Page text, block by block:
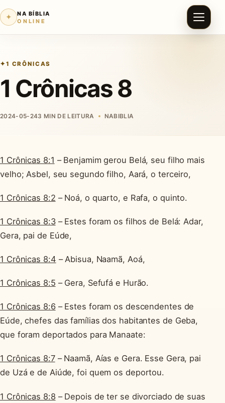
✦
NA BÍBLIA
ONLINE
1 CRÔNICAS
1 Crônicas 8
2024-05-243 MIN DE LEITURA NABIBLIA
1 Crônicas 8:1 – Benjamim gerou Belá, seu filho mais
velho; Asbel, seu segundo filho, Aará, o terceiro,
1 Crônicas 8:2 – Noá, o quarto, e Rafa, o quinto.
1 Crônicas 8:3– Estes foram os filhos de Belá: Adar,
Gera, pai de Eúde,
1 Crônicas 8:4 – Abisua, Naamã, Aoá,
1 Crônicas 8:5 – Gera, Sefufá e Hurão.
1 Crônicas 8:6– Estes foram os descendentes de
Eúde, chefes das famílias dos habitantes de Geba,
que foram deportados para Manaate:
1 Crônicas 8:7– Naamã, Aías e Gera. Esse Gera, pai
de Uzá e de Aiúde, foi quem os deportou.
1 Crônicas 8:8 – Depois de ter se divorciado de suas